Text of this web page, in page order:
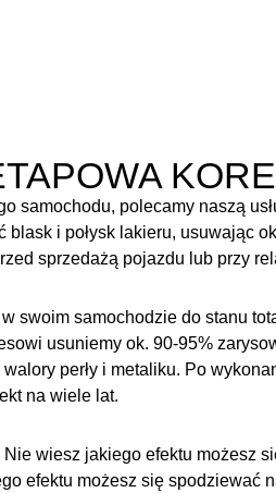
samochodu, polecamy naszą
blask i połysk lakieru, usuwając
sprzedażą pojazdu lub przy
swoim samochodzie do stanu
usuniemy ok. 90-95%
perły i metaliku. Po
na wiele lat.
wiesz jakiego efektu możesz
efektu możesz się spodziewać